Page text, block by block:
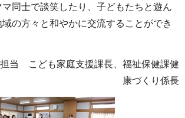
マ同士で談笑したり、子どもたちと遊ん
の方々と和やかに交流することができ
当 こども家庭支援課長、福祉保健課健
康づくり係長